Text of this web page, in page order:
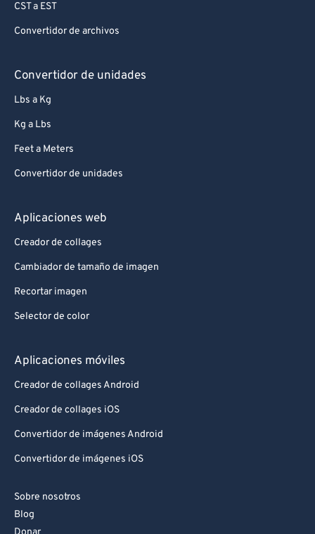
CST a EST
Convertidor de archivos
Convertidor de unidades
Lbs a Kg
Kg a Lbs
Feet a Meters
Convertidor de unidades
Aplicaciones web
Creador de collages
Cambiador de tamaño de imagen
Recortar imagen
Selector de color
Aplicaciones móviles
Creador de collages Android
Creador de collages iOS
Convertidor de imágenes Android
Convertidor de imágenes iOS
Sobre nosotros
Blog